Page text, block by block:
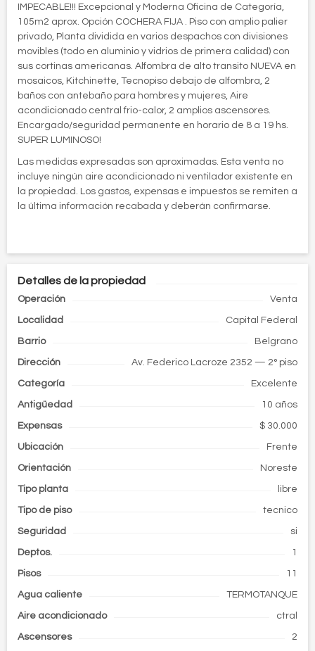
IMPECABLE!!! Excepcional y Moderna Oficina de Categoría,
105m2 aprox. Opción COCHERA FIJA . Piso con amplio palier
privado, Planta dividida en varios despachos con divisiones
movibles (todo en aluminio y vidrios de primera calidad) con
sus cortinas americanas. Alfombra de alto transito NUEVA en
mosaicos, Kitchinette, Tecnopiso debajo de alfombra, 2
baños con antebaño para hombres y mujeres, Aire
acondicionado central frio-calor, 2 amplios ascensores.
Encargado/seguridad permanente en horario de 8 a 19 hs.
SUPER LUMINOSO!
Las medidas expresadas son aproximadas. Esta venta no
incluye ningún aire acondicionado ni ventilador existente en
la propiedad. Los gastos, expensas e impuestos se remiten a
la última información recabada y deberán confirmarse.
Detalles de la propiedad
Operación Venta
Localidad Capital Federal
Barrio Belgrano
Dirección Av. Federico Lacroze 2352 — 2° piso
Categoría Excelente
Antigüedad 10 años
Expensas $ 30.000
Ubicación Frente
Orientación Noreste
Tipo planta libre
Tipo de piso tecnico
Seguridad si
Deptos. 1
Pisos 11
Agua caliente TERMOTANQUE
Aire acondicionado ctral
Ascensores 2